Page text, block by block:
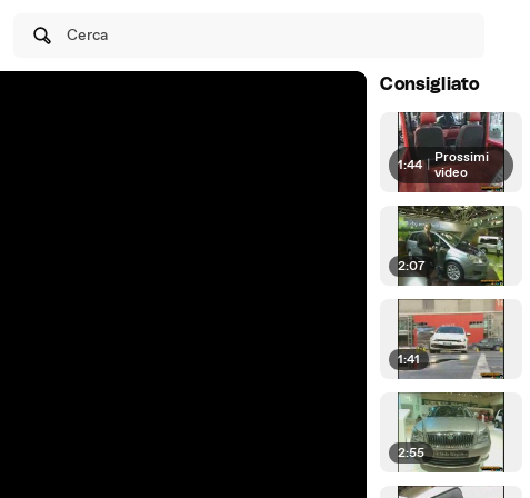
Cerca
Consigliato
1:44 | Prossimi
video
2:07
1:41
2:55